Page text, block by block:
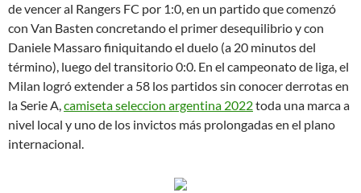
de vencer al Rangers FC por 1:0, en un partido que comenzó
con Van Basten concretando el primer desequilibrio y con
Daniele Massaro finiquitando el duelo (a 20 minutos del
término), luego del transitorio 0:0. En el campeonato de liga, el
Milan logró extender a 58 los partidos sin conocer derrotas en
la Serie A,camiseta seleccion argentina 2022toda una marca a
nivel local y uno de los invictos más prolongadas en el plano
internacional.